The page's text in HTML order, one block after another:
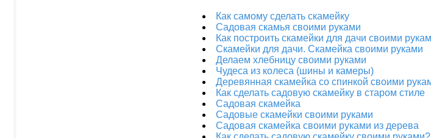
Как самому сделать скамейку
Садовая скамья своими руками
Как построить скамейки для дачи своими
Скамейки для дачи. Скамейка своими руками
Делаем хлебницу своими руками
Чудеса из колеса (шины и камеры)
Деревянная скамейка со спинкой своими
Как сделать садовую скамейку в старом стиле
Садовая скамейка
Садовые скамейки своими руками
Садовая скамейка своими руками из дерева